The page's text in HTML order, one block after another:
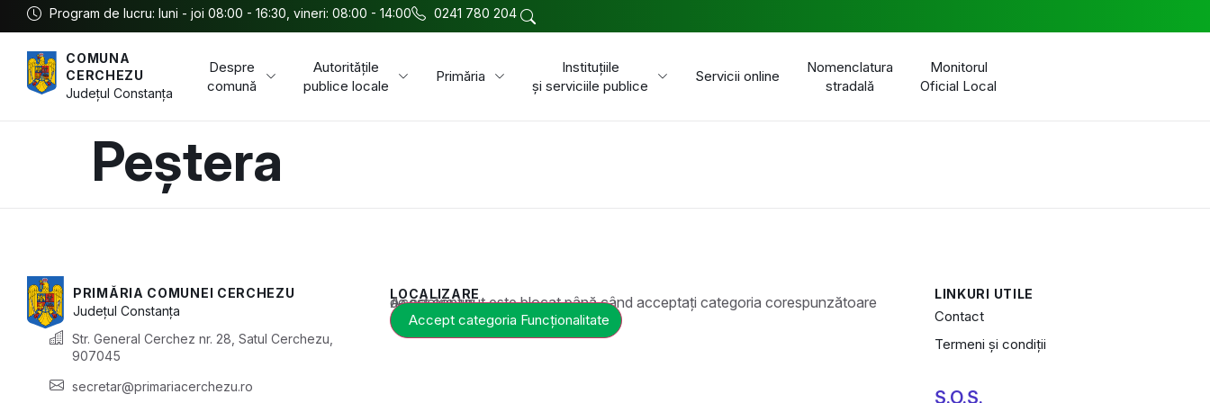
Program de lucru: luni - joi 08:00 - 16:30, vineri: 08:00 - 14:00 0241 780 204
COMUNA
CERCHEZU
JudețulConstanța
Despre
comună
Autoritățile
publice locale
Primăria
Instituțiile
și serviciile publice
Servicii online
Nomenclatura
stradală
Monitorul
Oficial Local
Peștera
PRIMĂRIA COMUNEI CERCHEZU
JudețulConstanța
Str. General Cerchez nr. 28, Satul Cerchezu,
907045
secretar@primariacerchezu.ro
LOCALIZARE
Acest conținut este blocat până când acceptați categoria corespunzătoare de cookie-uri.
Accept categoria Funcționalitate
LINKURI UTILE
Contact
Termeni și condiții
S.O.S.